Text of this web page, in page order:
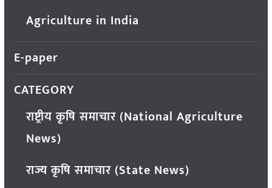
Agriculture in India
E-paper
CATEGORY
राष्ट्रीय कृषि समाचार (National Agriculture
News)
राज्य कृषि समाचार (State News)